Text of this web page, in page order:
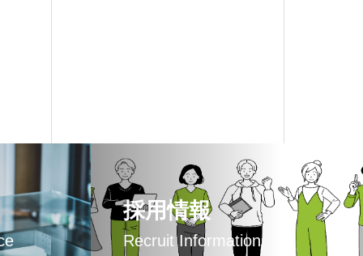
採用情報
Recruit Information